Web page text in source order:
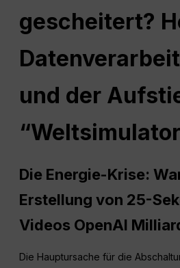
gescheitert?
und der
Die Energie-Krise:
Erstellung von 25-
Videos OpenAI
Die Hauptursache für die